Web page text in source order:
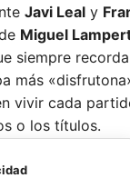
Javi Leal y
Miguel
siempre
más
vivir cada
o los títulos.
de olvidarnos